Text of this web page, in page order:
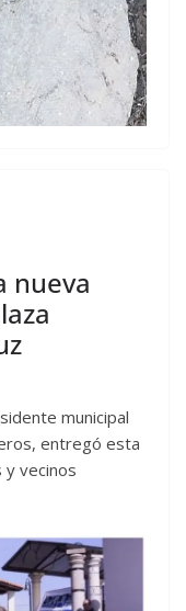
nueva
municipal
entregó esta
y vecinos